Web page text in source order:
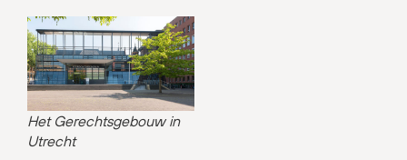
Het Gerechtsgebouw in
Utrecht